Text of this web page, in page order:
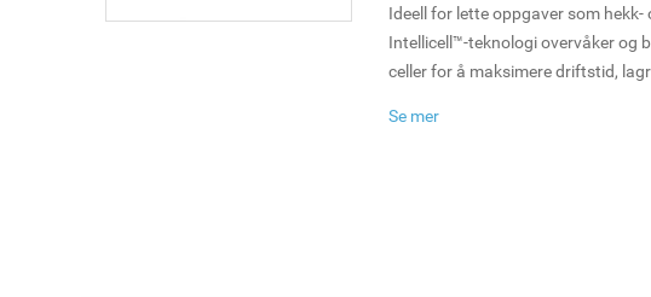
Ideell for lette oppgaver som
Intellicell™-teknologi overvåker og
celler for å maksimere driftstid,
Se mer